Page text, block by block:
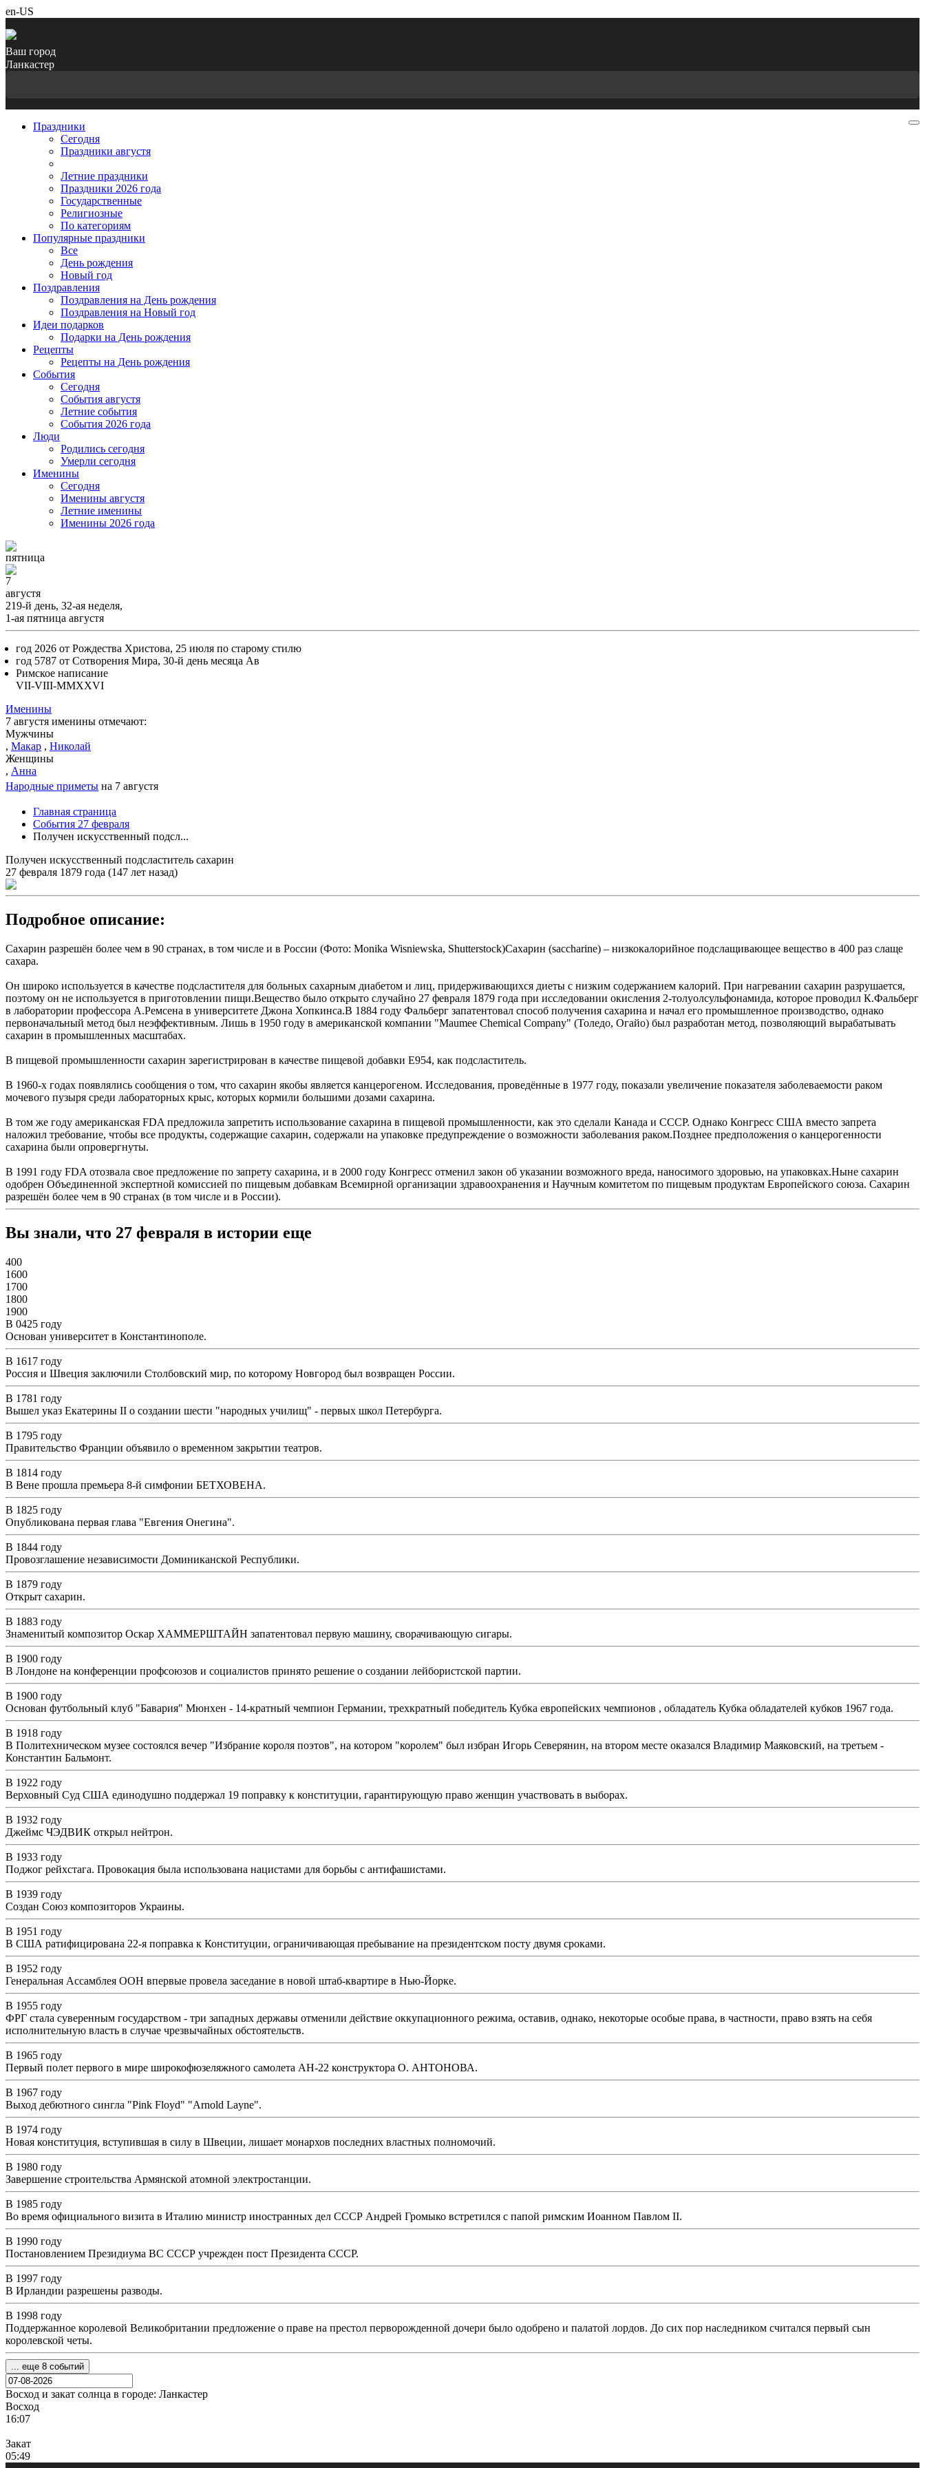
en-US
Ваш город
Ланкастер
Праздники
Cегодня
Праздники августя
Летние праздники
Праздники 2026 года
Государственные
Религиозные
По категориям
Популярные праздники
Все
День рождения
Новый год
Поздравления
Поздравления на День рождения
Поздравления на Новый год
Идеи подарков
Подарки на День рождения
Рецепты
Рецепты на День рождения
События
Cегодня
События августя
Летние события
События 2026 года
Люди
Родились сегодня
Умерли сегодня
Именины
Cегодня
Именины августя
Летние именины
Именины 2026 года
пятница
7
августя
219-й день, 32-ая неделя,
1-ая пятница августя
год 2026 от Рождества Христова, 25 июля по старому стилю
год 5787 от Сотворения Мира, 30-й день месяца Ав
Римское написание
VII-VIII-MMXXVI
Именины
7 августя именины отмечают:
Мужчины
, Макар , Николай
Женщины
, Анна
Народные приметы на 7 августя
Главная страница
События 27 февраля
Получен искусственный подсл...
Получен искусственный подсластитель сахарин
27 февраля 1879 года (147 лет назад)
Подробное описание:
Сахарин разрешён более чем в 90 странах, в том числе и в России (Фото: Monika Wisniewska, Shutterstock)Сахарин (saccharine) – низкокалорийное подслащивающее вещество в 400 раз слаще
сахара.
Он широко используется в качестве подсластителя для больных сахарным диабетом и лиц, придерживающихся диеты с низким содержанием калорий. При нагревании сахарин разрушается,
поэтому он не используется в приготовлении пищи.Вещество было открыто случайно 27 февраля 1879 года при исследовании окисления 2-толуолсульфонамида, которое проводил К.Фальберг
в лаборатории профессора А.Ремсена в университете Джона Хопкинса.В 1884 году Фальберг запатентовал способ получения сахарина и начал его промышленное производство, однако
первоначальный метод был неэффективным. Лишь в 1950 году в американской компании "Maumee Chemical Company" (Толедо, Огайо) был разработан метод, позволяющий вырабатывать
сахарин в промышленных масштабах.
В пищевой промышленности сахарин зарегистрирован в качестве пищевой добавки E954, как подсластитель.
В 1960-х годах появлялись сообщения о том, что сахарин якобы является канцерогеном. Исследования, проведённые в 1977 году, показали увеличение показателя заболеваемости раком
мочевого пузыря среди лабораторных крыс, которых кормили большими дозами сахарина.
В том же году американская FDA предложила запретить использование сахарина в пищевой промышленности, как это сделали Канада и СССР. Однако Конгресс США вместо запрета
наложил требование, чтобы все продукты, содержащие сахарин, содержали на упаковке предупреждение о возможности заболевания раком.Позднее предположения о канцерогенности
сахарина были опровергнуты.
В 1991 году FDA отозвала свое предложение по запрету сахарина, и в 2000 году Конгресс отменил закон об указании возможного вреда, наносимого здоровью, на упаковках.Ныне сахарин
одобрен Объединенной экспертной комиссией по пищевым добавкам Всемирной организации здравоохранения и Научным комитетом по пищевым продуктам Европейского союза. Сахарин
разрешён более чем в 90 странах (в том числе и в России).
Вы знали, что 27 февраля в истории еще
400
1600
1700
1800
1900
В 0425 году
Основан университет в Константинополе.
В 1617 году
Россия и Швеция заключили Столбовский мир, по которому Новгород был возвращен России.
В 1781 году
Вышел указ Екатерины II о создании шести "народных училищ" - первых школ Петербурга.
В 1795 году
Правительство Франции объявило о временном закрытии театров.
В 1814 году
В Вене прошла премьера 8-й симфонии БЕТХОВЕНА.
В 1825 году
Опубликована первая глава "Евгения Онегина".
В 1844 году
Провозглашение независимости Доминиканской Республики.
В 1879 году
Открыт сахарин.
В 1883 году
Знаменитый композитор Оскар ХАММЕРШТАЙН запатентовал первую машину, сворачивающую сигары.
В 1900 году
В Лондоне на конференции профсоюзов и социалистов принято решение о создании лейбористcкой партии.
В 1900 году
Основан футбольный клуб "Бавария" Мюнхен - 14-кратный чемпион Германии, трехкратный победитель Кубка европейских чемпионов , обладатель Кубка обладателей кубков 1967 года.
В 1918 году
В Политехническом музее состоялся вечер "Избрание короля поэтов", на котором "королем" был избран Игорь Северянин, на втором месте оказался Владимир Маяковский, на третьем -
Константин Бальмонт.
В 1922 году
Верховный Суд США единодушно поддержал 19 поправку к конституции, гарантирующую право женщин участвовать в выборах.
В 1932 году
Джеймс ЧЭДВИК открыл нейтрон.
В 1933 году
Поджог рейхстага. Провокация была использована нацистами для борьбы с антифашистами.
В 1939 году
Создан Союз композиторов Украины.
В 1951 году
В США ратифицирована 22-я поправка к Конституции, ограничивающая пребывание на президентском посту двумя сроками.
В 1952 году
Генеральная Ассамблея ООН впервые провела заседание в новой штаб-квартире в Нью-Йорке.
В 1955 году
ФРГ стала суверенным государством - три западных державы отменили действие оккупационного режима, оставив, однако, некоторые особые права, в частности, право взять на себя
исполнительную власть в случае чрезвычайных обстоятельств.
В 1965 году
Первый полет первого в мире широкофюзеляжного самолета АН-22 конструктора О. АНТОНОВА.
В 1967 году
Выход дебютного сингла "Pink Floyd" "Arnold Layne".
В 1974 году
Новая конституция, вступившая в силу в Швеции, лишает монархов последних властных полномочий.
В 1980 году
Завершение строительства Армянской атомной электростанции.
В 1985 году
Во время официального визита в Италию министр иностранных дел СССР Андрей Громыко встретился с папой римским Иоанном Павлом II.
В 1990 году
Постановлением Президиума ВС СССР учрежден пост Президента СССР.
В 1997 году
В Ирландии разрешены разводы.
В 1998 году
Поддержанное королевой Великобритании предложение о праве на престол перворожденной дочери было одобрено и палатой лордов. До сих пор наследником считался первый сын
королевской четы.
... еще 8 событий
Восход и закат солнца в городе: Ланкастер
Восход
16:07
Закат
05:49